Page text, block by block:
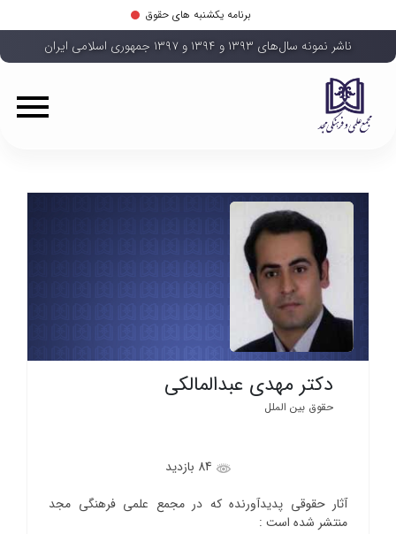
برنامه یکشنبه های حقوق
ناشر نمونه سال‌های ۱۳۹۳ و ۱۳۹۴ و ۱۳۹۷ جمهوری اسلامی ایران
دکتر مهدی عبدالمالکی
حقوق بین الملل
آثار حقوقی پدیدآورنده که در مجمع علمی فرهنگی مجد
منتشر شده است :